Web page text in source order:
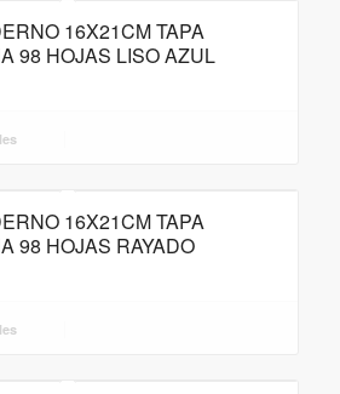
16X21CM TAPA
98 HOJAS LISO AZUL
16X21CM TAPA
98 HOJAS RAYADO